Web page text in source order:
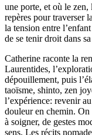
une porte, et où le zen,
repères pour traverser
la tension entre
de se tenir droit dans
Catherine raconte la
Laurentides,
dépouillement, puis
taoïsme, shinto, zen
l’expérience: revenir
douleur en chemin.
à soigner, de gestes
sens. Les récits